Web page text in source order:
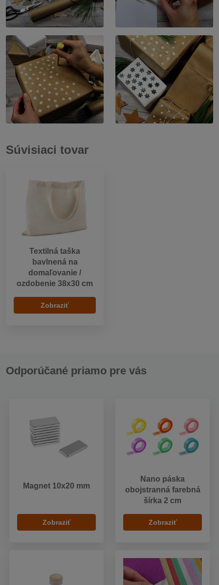
Súvisiaci tovar
Textilná taška
bavlnená na
domaľovanie /
ozdobenie 38x30 cm
Zobraziť
Odporúčané priamo pre vás
Magnet 10x20 mm
Zobraziť
Nano páska
obojstranná farebná
šírka 2 cm
Zobraziť